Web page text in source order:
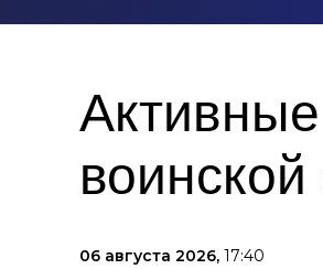
06 августа 2026, 17:40